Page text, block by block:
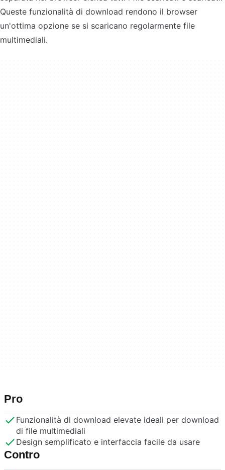
Queste funzionalità di download rendono il browser
un'ottima opzione se si scaricano regolarmente file
multimediali.
Pro
Funzionalità di download elevate ideali per download
di file multimediali
Design semplificato e interfaccia facile da usare
Contro